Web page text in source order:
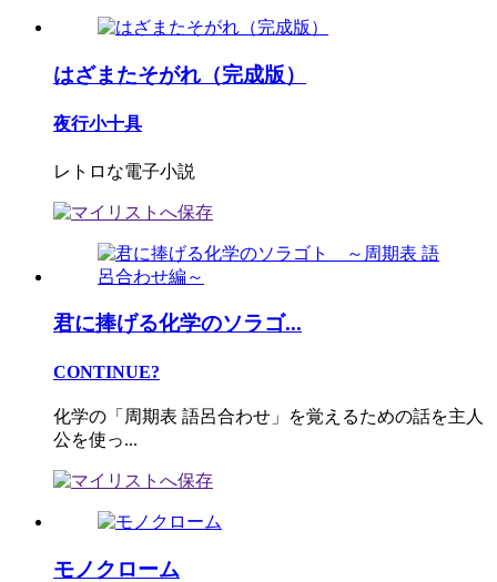
はざまたそがれ（完成版）
夜行小十具
レトロな電子小説
君に捧げる化学のソラゴ...
CONTINUE?
化学の「周期表 語呂合わせ」を覚えるための話を主人
公を使っ...
モノクローム